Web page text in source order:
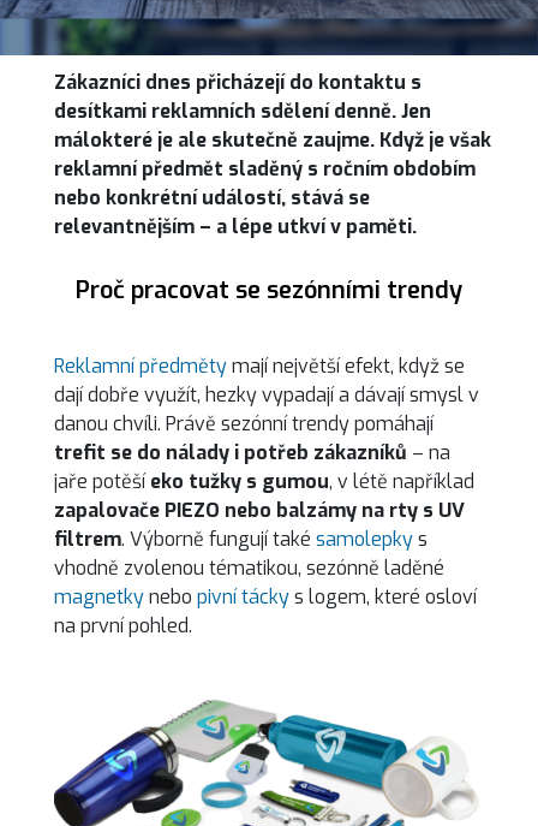
Zákazníci dnes přicházejí do kontaktu s
desítkami reklamních sdělení denně. Jen
málokteré je ale skutečně zaujme. Když je však
reklamní předmět sladěný s ročním obdobím
nebo konkrétní událostí, stává se
relevantnějším – a lépe utkví v paměti.
Proč pracovat se sezónními trendy
Reklamní předmětymají největší efekt, když se
dají dobře využít, hezky vypadají a dávají smysl v
danou chvíli. Právě sezónní trendy pomáhají
trefit se do nálady i potřeb zákazníků – na
jaře potěšíeko tužky s gumou, v létě například
zapalovače PIEZO nebo balzámy na rty s UV
filtrem. Výborně fungují také samolepkys
vhodně zvolenou tématikou, sezónně laděné
magnetkynebo pivní táckys logem, které osloví
na první pohled.